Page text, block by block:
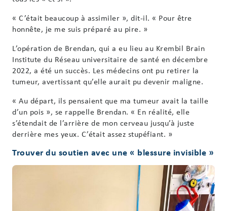
« C’était beaucoup à assimiler », dit-il. « Pour être
honnête, je me suis préparé au pire. »
L’opération de Brendan, qui a eu lieu au Krembil Brain
Institute du Réseau universitaire de santé en décembre
2022, a été un succès. Les médecins ont pu retirer la
tumeur, avertissant qu’elle aurait pu devenir maligne.
« Au départ, ils pensaient que ma tumeur avait la taille
d’un pois », se rappelle Brendan. « En réalité, elle
s’étendait de l’arrière de mon cerveau jusqu’à juste
derrière mes yeux. C’était assez stupéfiant. »
Trouver du soutien avec une « blessure invisible »